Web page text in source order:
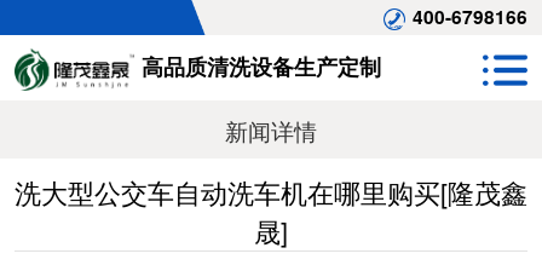
400-6798166
高品质清洗设备生产定制
新闻详情
洗大型公交车自动洗车机在哪里购买[隆茂鑫
晟]